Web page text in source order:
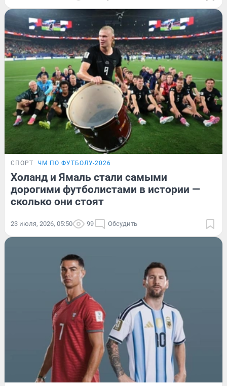
СПОРТ ЧМ ПО ФУТБОЛУ-2026
Холанд и Ямаль стали самыми
дорогими футболистами в истории —
сколько они стоят
23 июля, 2026, 05:50 99 Обсудить